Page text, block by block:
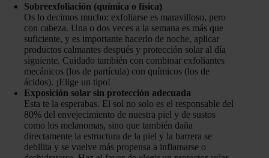
Sobreexfoliación (química o física)
Os lo decimos mucho: exfoliarse es maravilloso, pero
con cabeza. Una o dos veces a la semana es más que
suficiente, y es importante hacerlo de noche, aplicar
productos calmantes después y protección solar al día
siguiente. Cuidado también con combinar exfoliantes
mecánicos (los de partícula) con químicos (los de
ácidos). ¡Elige un tipo!
Exposición solar sin protección adecuada
Esta te la esperabas. El sol no solo es el responsable del
80% del envejecimiento de nuestra piel y de sustos
como los melanomas, sino que también daña
directamente la estructura de la piel y la barrera se
debilita y se vuelve más propensa a inflamarse o